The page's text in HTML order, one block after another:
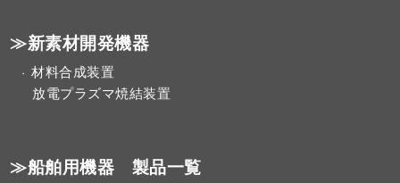
≫新素材開発機器
材料合成装置
放電プラズマ焼結装置
≫船舶用機器 製品一覧